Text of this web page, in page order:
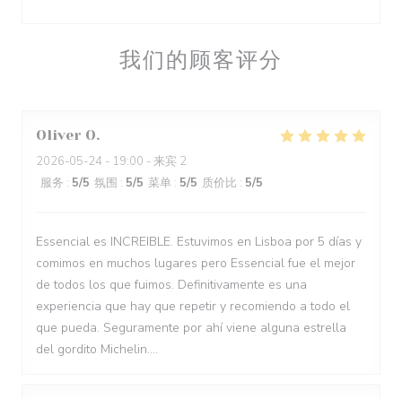
我们的顾客评分
Oliver O
2026-05-24 - 19:00 - 来宾 2
服务 : 5/5 氛围 : 5/5 菜单 : 5/5 质价比 : 5/5
Essencial es INCREIBLE. Estuvimos en Lisboa por 5 días y
comimos en muchos lugares pero Essencial fue el mejor
de todos los que fuimos. Definitivamente es una
experiencia que hay que repetir y recomiendo a todo el
que pueda. Seguramente por ahí viene alguna estrella
del gordito Michelin....